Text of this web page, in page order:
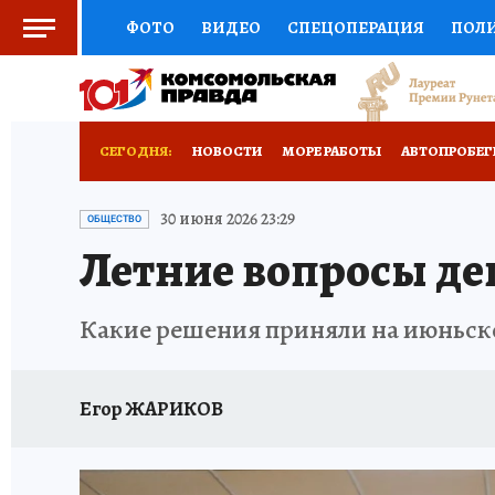
ФОТО ВИДЕО СПЕЦОПЕРАЦИЯ
СОЦПОДДЕРЖКА НАУКА СПОРТ
НОВОЕ
СЕГОДНЯ: НОВОСТИ МОРЕ РАБОТЫ
ДЕНЬ ПОБЕДЫ ВО ВЛАДИВОСТОКЕ 2026
АНТИРАК СТРАНИЦЫ ИСТОРИИ
ОБЩЕСТВО 30 июня 2026 23:29
Летние вопросы
Какие решения приняли на
Егор ЖАРИКОВ